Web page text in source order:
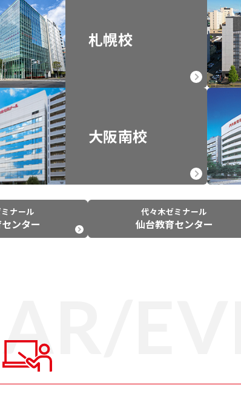
札幌校
大阪南校
ナール
ンター
代々木ゼミナール
仙台教育センター